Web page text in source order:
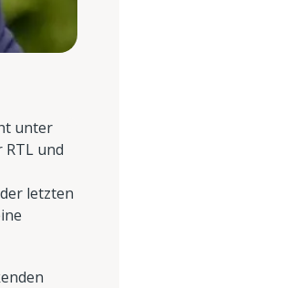
unter
und
letzten